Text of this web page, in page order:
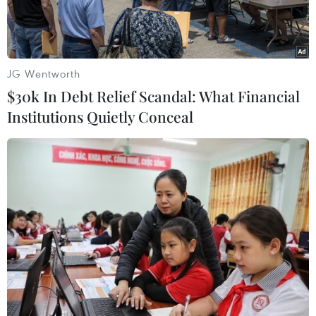
Tàu cao tốc SuperDong Côn Đảo 1. (Nguồn: Superdong)
Vào lúc 8 giờ 30 phút ngày 14/7, từ cửa biển
Trần Đề (Sóc Trăng), tàu cao tốc Superdong Côn
Đảo I của Công ty Cổ phần Tàu cao tốc
Superdong Kiên Giang đã khởi hành chuyến
JG Wentworth
$30k In Debt Relief Scandal: What Financial
Institutions Quietly Conceal